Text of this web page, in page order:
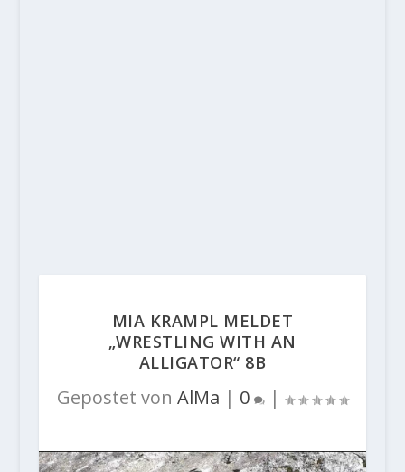
MIA KRAMPL MELDET
„WRESTLING WITH AN
ALLIGATOR“ 8B
Gepostet von AlMa | 0 |